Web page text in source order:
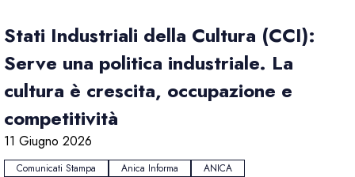
Stati Industriali della Cultura (CCI):
Serve una politica industriale. La
cultura è crescita, occupazione e
competitività
11 Giugno 2026
Comunicati Stampa Anica Informa
ANICA